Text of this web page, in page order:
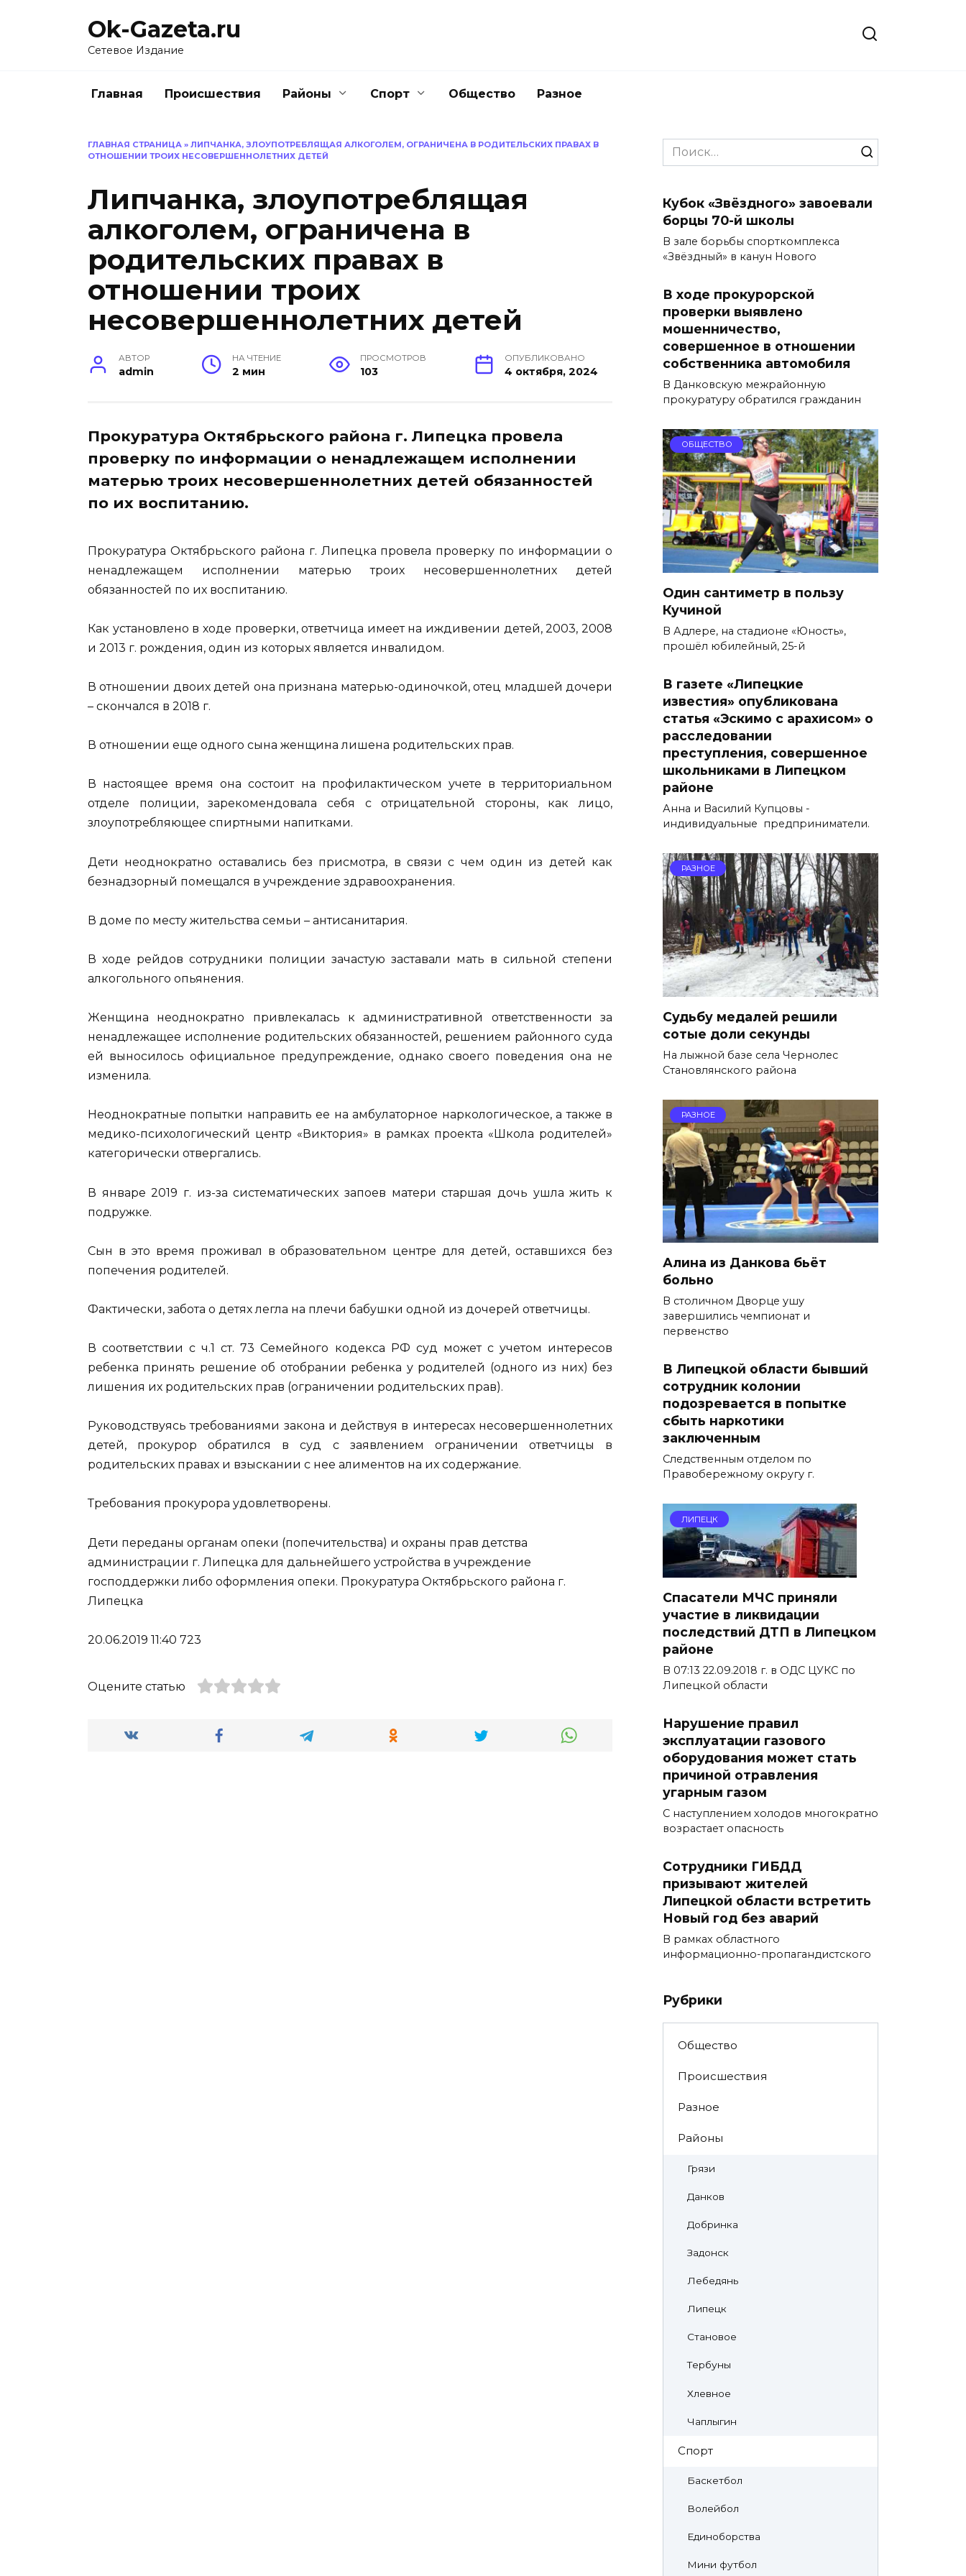
Ok-Gazeta.ru
Сетевое Издание
Главная Происшествия Районы Спорт Общество Разное
ГЛАВНАЯ СТРАНИЦА » ЛИПЧАНКА, ЗЛОУПОТРЕБЛЯЩАЯ АЛКОГОЛЕМ, ОГРАНИЧЕНА В РОДИТЕЛЬСКИХ ПРАВАХ В
ОТНОШЕНИИ ТРОИХ НЕСОВЕРШЕННОЛЕТНИХ ДЕТЕЙ
Липчанка, злоупотреблящая
алкоголем, ограничена в
родительских правах в
отношении троих
несовершеннолетних детей
АВТОР
admin
НА ЧТЕНИЕ
2 мин
ПРОСМОТРОВ
103
ОПУБЛИКОВАНО
4 октября, 2024
Прокуратура Октябрьского района г. Липецка провела
проверку по информации о ненадлежащем исполнении
матерью троих несовершеннолетних детей обязанностей
по их воспитанию.
Прокуратура Октябрьского района г. Липецка провела проверку по информации о
ненадлежащем исполнении матерью троих несовершеннолетних детей
обязанностей по их воспитанию.
Как установлено в ходе проверки, ответчица имеет на иждивении детей, 2003, 2008
и 2013 г. рождения, один из которых является инвалидом.
В отношении двоих детей она признана матерью-одиночкой, отец младшей дочери
– скончался в 2018 г.
В отношении еще одного сына женщина лишена родительских прав.
В настоящее время она состоит на профилактическом учете в территориальном
отделе полиции, зарекомендовала себя с отрицательной стороны, как лицо,
злоупотребляющее спиртными напитками.
Дети неоднократно оставались без присмотра, в связи с чем один из детей как
безнадзорный помещался в учреждение здравоохранения.
В доме по месту жительства семьи – антисанитария.
В ходе рейдов сотрудники полиции зачастую заставали мать в сильной степени
алкогольного опьянения.
Женщина неоднократно привлекалась к административной ответственности за
ненадлежащее исполнение родительских обязанностей, решением районного суда
ей выносилось официальное предупреждение, однако своего поведения она не
изменила.
Неоднократные попытки направить ее на амбулаторное наркологическое, а также в
медико-психологический центр «Виктория» в рамках проекта «Школа родителей»
категорически отвергались.
В январе 2019 г. из-за систематических запоев матери старшая дочь ушла жить к
подружке.
Сын в это время проживал в образовательном центре для детей, оставшихся без
попечения родителей.
Фактически, забота о детях легла на плечи бабушки одной из дочерей ответчицы.
В соответствии с ч.1 ст. 73 Семейного кодекса РФ суд может с учетом интересов
ребенка принять решение об отобрании ребенка у родителей (одного из них) без
лишения их родительских прав (ограничении родительских прав).
Руководствуясь требованиями закона и действуя в интересах несовершеннолетних
детей, прокурор обратился в суд с заявлением ограничении ответчицы в
родительских правах и взыскании с нее алиментов на их содержание.
Требования прокурора удовлетворены.
Дети переданы органам опеки (попечительства) и охраны прав детства
администрации г. Липецка для дальнейшего устройства в учреждение
господдержки либо оформления опеки. Прокуратура Октябрьского района г.
Липецка
20.06.2019 11:40 723
Оцените статью
Search
for:
Кубок «Звёздного» завоевали
борцы 70-й школы
В зале борьбы спорткомплекса
«Звёздный» в канун Нового
В ходе прокурорской
проверки выявлено
мошенничество,
совершенное в отношении
собственника автомобиля
В Данковскую межрайонную
прокуратуру обратился гражданин
ОБЩЕСТВО
Один сантиметр в пользу
Кучиной
В Адлере, на стадионе «Юность»,
прошёл юбилейный, 25-й
В газете «Липецкие
известия» опубликована
статья «Эскимо с арахисом» о
расследовании
преступления, совершенное
школьниками в Липецком
районе
Анна и Василий Купцовы -
индивидуальные предприниматели.
РАЗНОЕ
Судьбу медалей решили
сотые доли секунды
На лыжной базе села Чернолес
Становлянского района
РАЗНОЕ
Алина из Данкова бьёт
больно
В столичном Дворце ушу
завершились чемпионат и
первенство
В Липецкой области бывший
сотрудник колонии
подозревается в попытке
сбыть наркотики
заключенным
Следственным отделом по
Правобережному округу г.
ЛИПЕЦК
Спасатели МЧС приняли
участие в ликвидации
последствий ДТП в Липецком
районе
В 07:13 22.09.2018 г. в ОДС ЦУКС по
Липецкой области
Нарушение правил
эксплуатации газового
оборудования может стать
причиной отравления
угарным газом
С наступлением холодов многократно
возрастает опасность
Сотрудники ГИБДД
призывают жителей
Липецкой области встретить
Новый год без аварий
В рамках областного
информационно-пропагандистского
Рубрики
Общество
Происшествия
Разное
Районы
Грязи
Данков
Добринка
Задонск
Лебедянь
Липецк
Становое
Тербуны
Хлевное
Чаплыгин
Спорт
Баскетбол
Волейбол
Единоборства
Мини футбол